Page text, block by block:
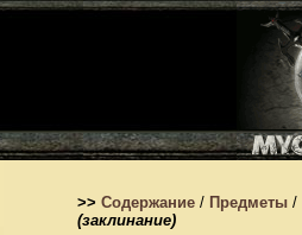
>> Содержание / Предметы /
(заклинание)